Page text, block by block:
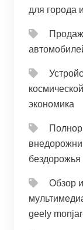
для города
экономика
бездорожья
Обзор
geely